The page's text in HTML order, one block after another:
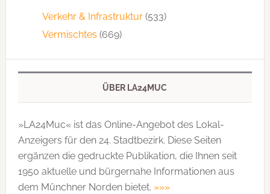
Verkehr & Infrastruktur(533)
Vermischtes (669)
ÜBER LA24MUC
»LA24Muc« ist das Online-Angebot des Lokal-
Anzeigers für den 24. Stadtbezirk. Diese Seiten
ergänzen die gedruckte Publi­kation, die Ihnen seit
1950 aktuelle und bürgernahe Informationen aus
dem Münchner Norden bietet. »»»